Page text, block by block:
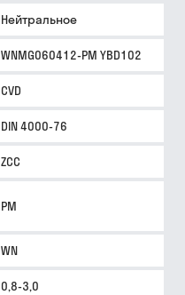
Нейтральное
WNMG060412-PM YBD102
CVD
DIN 4000-76
ZCC
PM
WN
0,8-3,0